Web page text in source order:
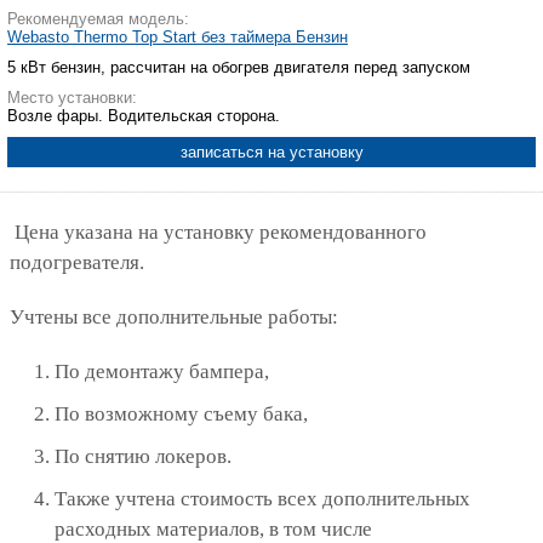
Рекомендуемая модель:
Webasto Thermo Top Start без таймера Бензин
5 кВт бензин, рассчитан на обогрев двигателя перед запуском
Место установки:
Возле фары. Водительская сторона.
записаться на установку
Цена указана на установку рекомендованного
подогревателя.
Учтены все дополнительные работы:
По демонтажу бампера,
По возможному съему бака,
По снятию локеров.
Также учтена стоимость всех дополнительных
расходных материалов, в том числе